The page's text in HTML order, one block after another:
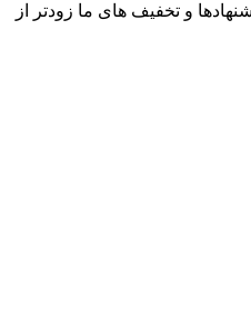
و تخفیف های ما زودتر از